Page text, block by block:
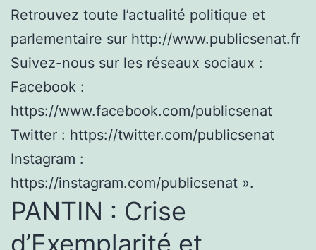
Retrouvez toute l’actualité politique et
parlementaire sur http://www.publicsenat.fr
Suivez-nous sur les réseaux sociaux :
Facebook :
https://www.facebook.com/publicsenat
Twitter : https://twitter.com/publicsenat
Instagram :
https://instagram.com/publicsenat ».
PANTIN : Crise
d’Exemplarité et